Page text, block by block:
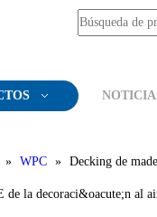
» WPC » Decking de
de la decoraci&oacute;n al